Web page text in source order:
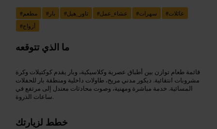
#مطعم # بار #تاور_هيل #عشاء_عمل #سهرات #عائلات
#أزواج
ما الذي تتوقعه
قائمة طعام توازن بين أطباق عصرية وكلاسيكية، وبار يقدم كوكتيلات وكرة
مشروبات انتقائية. ديكور مدني مريح، طاولات داخلية ومنطقة بار للحفلات
المسائية. خدمة مباشرة ومهنية، وصوت محادثات معتدل إلى مرتفع في
ساعات الذروة.
خطط لزيارتك